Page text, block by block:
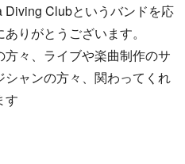
Diving Clubというバンドを応
りがとうございます。
々、ライブや楽曲制作のサ
ャンの方々、関わってくれ
す